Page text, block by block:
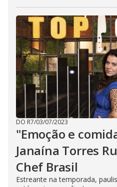
DO R7/03/07/2023
"Emoção e
Janaína Torres
Chef Brasil
Estreante na temporada,